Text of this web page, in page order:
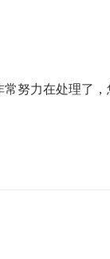
常努力在处理了